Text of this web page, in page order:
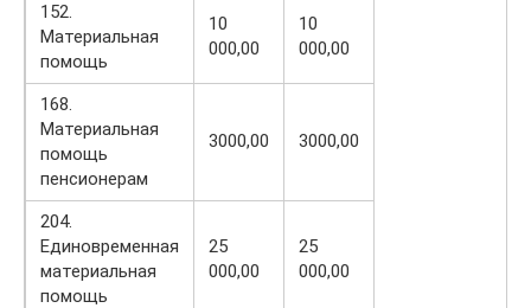
152.
Материальная
помощь
10
000,00
10
000,00
168.
Материальная
помощь
пенсионерам
3000,00 3000,00
204.
Единовременная
материальная
помощь
25
000,00
25
000,00